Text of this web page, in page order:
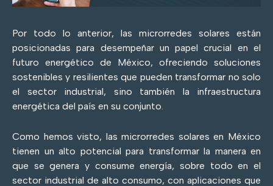
Por todo lo anterior, las microrredes solares están
posicionadas para desempeñar un papel crucial en el
futuro energético de México, ofreciendo soluciones
sostenibles y resilientes que pueden transformar no solo
el sector industrial, sino también la infraestructura
energética del país en su conjunto.
Como hemos visto, las microrredes solares en México
tienen un alto potencial para transformar la manera en
que se genera y consume energía, sobre todo en el
sector industrial de alto consumo, con aplicaciones que